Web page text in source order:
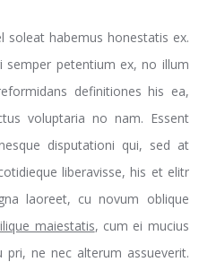
soleat habemus honestatis ex.
semper petentium ex, no illum
definitiones his ea,
voluptaria no nam. Essent
disputationi qui, sed at
liberavisse, his et elitr
laoreet, cu novum oblique
maiestatis, cum ei mucius
pri, ne nec alterum assueverit.